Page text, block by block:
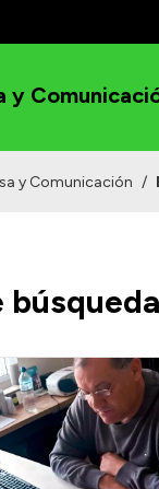
y
y Comunicación /